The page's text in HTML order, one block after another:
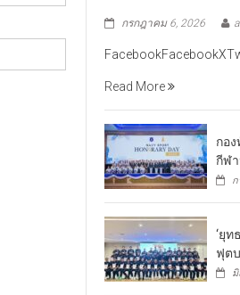
กรกฎาคม 6, 2026
Read More
กอ
กีฬ
ก
‘ยุท
ฟุต